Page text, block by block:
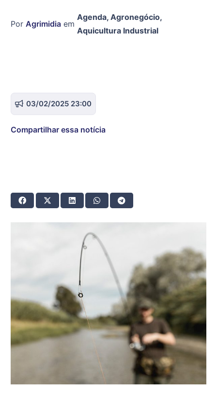
Por Agrimidia em
Agenda, Agronegócio,
Aquicultura Industrial
03/02/2025 23:00
Compartilhar essa notícia